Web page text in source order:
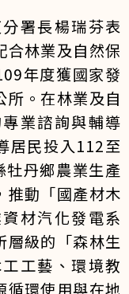
署長楊瑞芬表
合林業及自然保
年度獲國家發
所。在林業及自
業諮詢與輔導
居民投入112至
丹鄉農業生產
推動「國產材木
材汽化發電系
層級的「森林生
工藝、環境教
循環使用與在地